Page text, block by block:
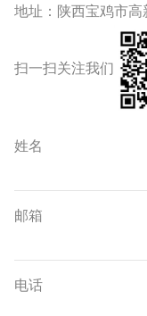
地址：陕西宝鸡市
扫一扫关注我们
姓名
邮箱
电话